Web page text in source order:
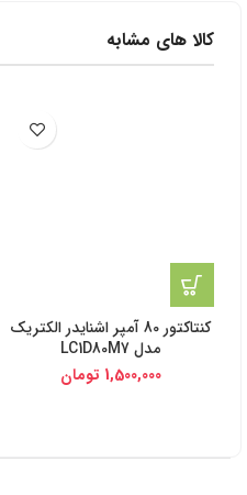
کالا های مشابه
کنتاکتور 80 آمپر اشنایدر الکتریک
مدل LC1D80M7
1,500,000 تومان